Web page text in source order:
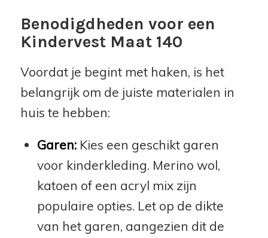
Benodigdheden voor een
Kindervest Maat 140
Voordat je begint met haken, is het
belangrijk om de juiste materialen in
huis te hebben:
Garen:Kies een geschikt garen
voor kinderkleding. Merino wol,
katoen of een acryl mix zijn
populaire opties. Let op de dikte
van het garen, aangezien dit de